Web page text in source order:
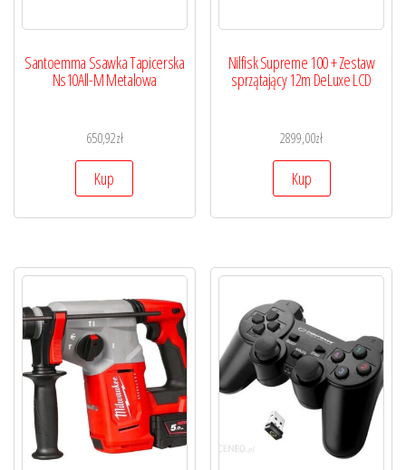
Santoemma Ssawka Tapicerska
Ns10All-M Metalowa
650,92zł
Kup
Nilfisk Supreme 100 + Zestaw
sprzątający 12m DeLuxe LCD
2899,00zł
Kup